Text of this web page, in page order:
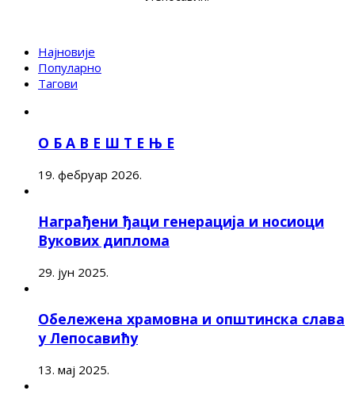
Најновије
Популарно
Тагови
О Б А В Е Ш Т Е Њ Е
19. фебруар 2026.
Награђени ђаци генерација и носиоци
Вукових диплома
29. јун 2025.
Обележена храмовна и општинска слава
у Лепосавићу
13. мај 2025.